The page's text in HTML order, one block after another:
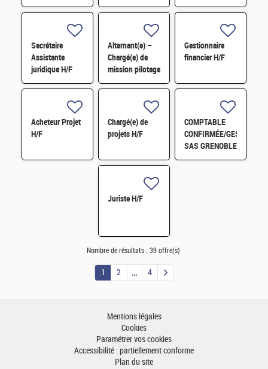
H/F
H/F
Secrétaire
Assistante
juridique H/F
Alternant(e) –
Chargé(e) de
mission pilotage
de projets et
digitale H/F
Gestionnaire
financier H/F
Acheteur Projet
H/F
Chargé(e) de
projets H/F
COMPTABLE
CONFIRMÉE/
SAS GRENOBLE
H/F
Juriste H/F
Nombre de résultats : 39 offre(s)
1 2 4
Mentions légales
Cookies
Paramétrer vos cookies
Accessibilité : partiellement conforme
Plan du site